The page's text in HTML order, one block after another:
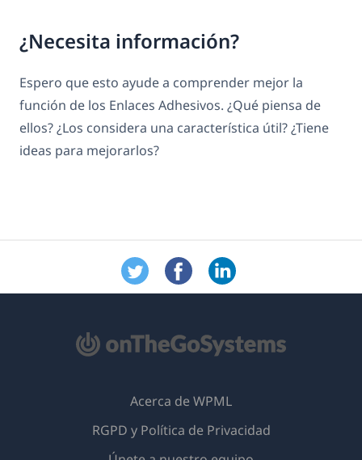
¿Necesita información?
Espero que esto ayude a comprender mejor la
función de los Enlaces Adhesivos. ¿Qué piensa de
ellos? ¿Los considera una característica útil? ¿Tiene
ideas para mejorarlos?
Acerca de WPML
RGPD y Política de Privacidad